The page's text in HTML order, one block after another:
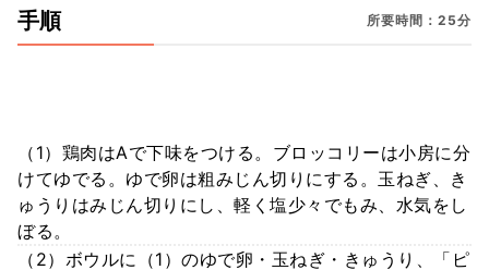
手順 所要時間：25分
（1）鶏肉はAで下味をつける。ブロッコリーは小房に分
けてゆでる。ゆで卵は粗みじん切りにする。玉ねぎ、き
ゅうりはみじん切りにし、軽く塩少々でもみ、水気をし
ぼる。
（2）ボウルに（1）のゆで卵・玉ねぎ・きゅうり、「ピ